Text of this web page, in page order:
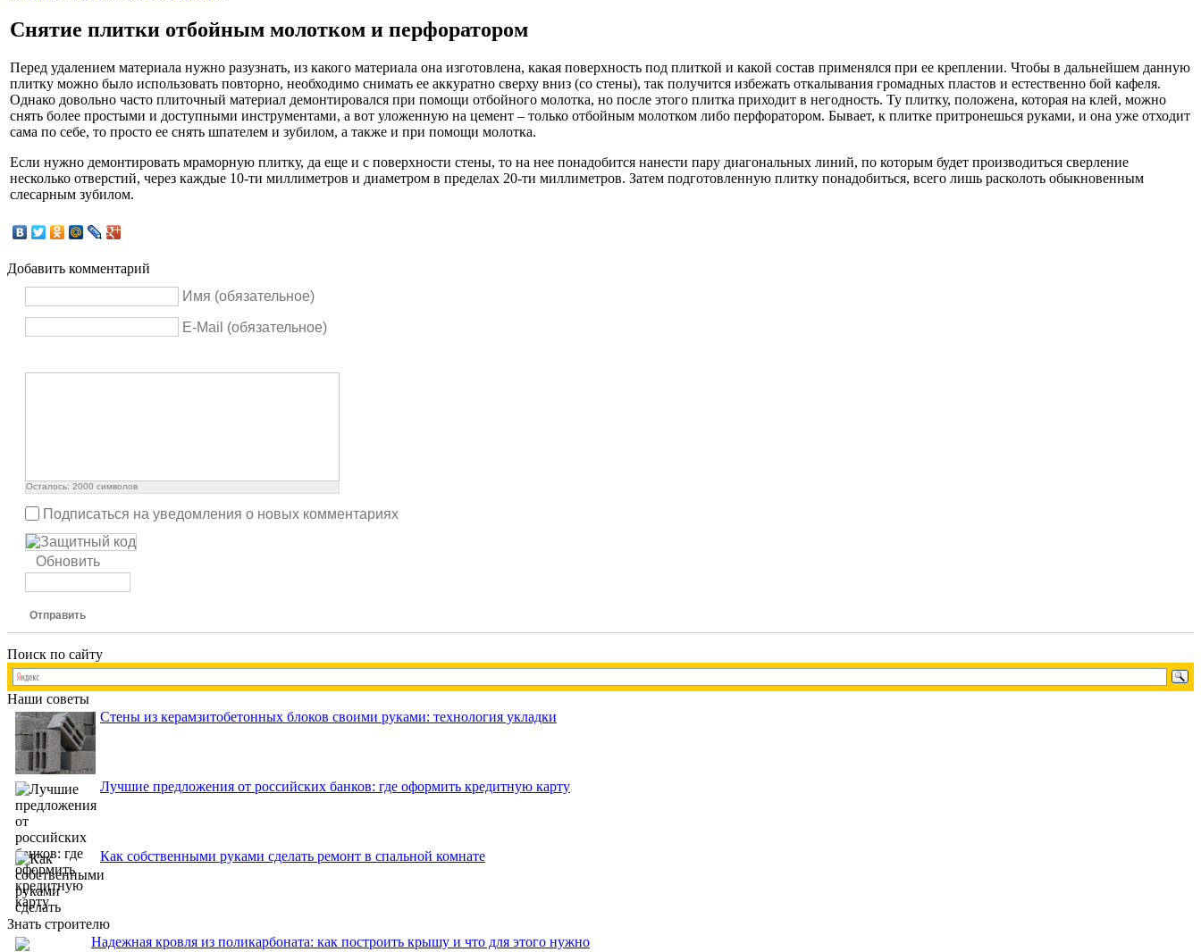
Снятие плитки отбойным молотком и перфоратором
Перед удалением материала нужно разузнать, из какого материала она изготовлена, какая поверхность под плиткой и какой состав применялся при ее креплении. Чтобы в дальнейшем данную
плитку можно было использовать повторно, необходимо снимать ее аккуратно сверху вниз (со стены), так получится избежать откалывания громадных пластов и естественно бой кафеля.
Однако довольно часто плиточный материал демонтировался при помощи отбойного молотка, но после этого плитка приходит в негодность. Ту плитку, положена, которая на клей, можно
снять более простыми и доступными инструментами, а вот уложенную на цемент – только отбойным молотком либо перфоратором. Бывает, к плитке притронешься руками, и она уже отходит
сама по себе, то просто ее снять шпателем и зубилом, а также и при помощи молотка.
Если нужно демонтировать мраморную плитку, да еще и с поверхности стены, то на нее понадобится нанести пару диагональных линий, по которым будет производиться сверление
несколько отверстий, через каждые 10-ти миллиметров и диаметром в пределах 20-ти миллиметров. Затем подготовленную плитку понадобиться, всего лишь расколоть обыкновенным
слесарным зубилом.
Добавить комментарий
Имя (обязательное)
E-Mail (обязательное)
Осталось: 2000 символов
Подписаться на уведомления о новых комментариях
Обновить
Отправить
Поиск по сайту
Наши советы
Стены из керамзитобетонных блоков своими руками: технология укладки
Лучшие предложения от российских банков: где оформить кредитную карту
Как собственными руками сделать ремонт в спальной комнате
Знать строителю
Надежная кровля из поликарбоната: как построить крышу и что для этого нужно